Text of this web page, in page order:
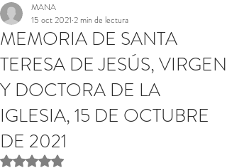
MEMORIA DE SANTA
TERESA DE JESÚS, VIRGEN
Y DOCTORA DE LA
IGLESIA, 15 DE OCTUBRE
DE 2021
MANA
15 oct 2021 2 min de lectura
Obtuvo NaN de 5 estrellas.